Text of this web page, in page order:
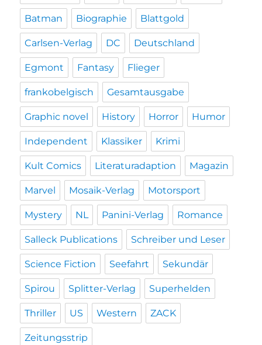
Batman Biographie Blattgold
Carlsen-Verlag DC Deutschland
Egmont Fantasy Flieger
frankobelgisch Gesamtausgabe
Graphic novel History Horror Humor
Independent Klassiker Krimi
Kult Comics Literaturadaption Magazin
Marvel Mosaik-Verlag Motorsport
Mystery NL Panini-Verlag Romance
Salleck Publications Schreiber und Leser
Science Fiction Seefahrt Sekundär
Spirou Splitter-Verlag Superhelden
Thriller US Western ZACK
Zeitungsstrip